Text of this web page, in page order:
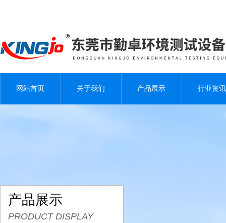
网站首页 关于我们 产品展示 行业资讯
产品展示
PRODUCT DISPLAY